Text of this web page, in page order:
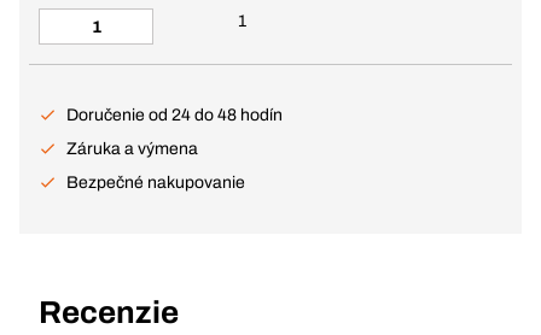
1
Doručenie od 24 do 48 hodín
Záruka a výmena
Bezpečné nakupovanie
Recenzie